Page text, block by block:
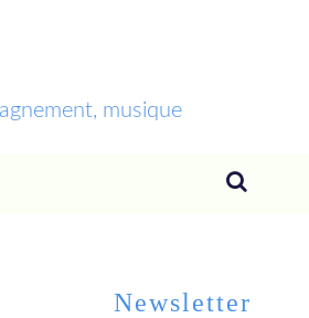
musique
Newsletter